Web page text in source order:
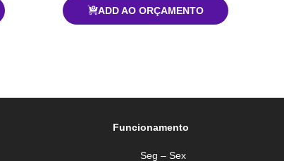
ADD AO ORÇAMENTO
Funcionamento
Seg – Sex